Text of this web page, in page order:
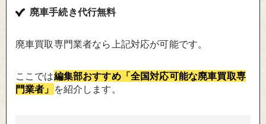
廃車手続き代行無料
廃車買取専門業者なら上記対応が可能です。
ここでは編集部おすすめ「全国対応可能な廃車買取専
門業者」 を紹介します。